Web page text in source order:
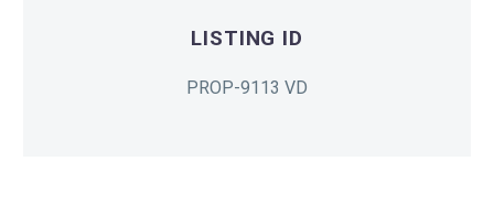
LISTING ID
PROP-9113 VD